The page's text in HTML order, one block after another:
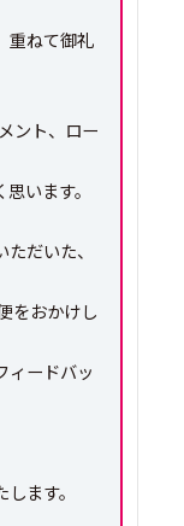
重ねて御礼
ント、ロー
います。
だいた、
をおかけし
ィードバッ
ます。